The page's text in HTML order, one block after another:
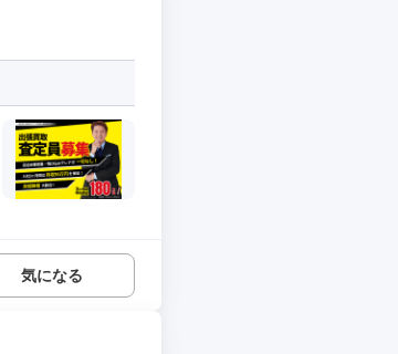
気になる